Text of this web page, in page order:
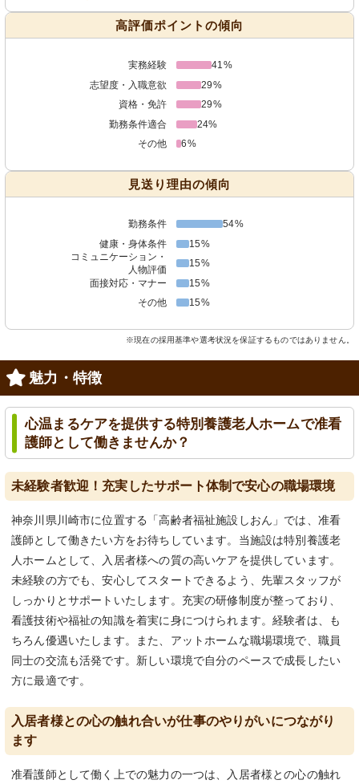
高評価ポイントの傾向
実務経験
41%
志望度・入職意欲
29%
資格・免許
29%
勤務条件適合
24%
その他
6%
見送り理由の傾向
勤務条件
54%
健康・身体条件
15%
コミュニケーション・
人物評価
15%
面接対応・マナー
15%
その他
15%
※現在の採用基準や選考状況を保証するものではありません。
魅力・特徴
心温まるケアを提供する特別養護老人ホームで准看
護師として働きませんか？
未経験者歓迎！充実したサポート体制で安心の職場環境
神奈川県川崎市に位置する「高齢者福祉施設しおん」では、准看
護師として働きたい方をお待ちしています。当施設は特別養護老
人ホームとして、入居者様への質の高いケアを提供しています。
未経験の方でも、安心してスタートできるよう、先輩スタッフが
しっかりとサポートいたします。充実の研修制度が整っており、
看護技術や福祉の知識を着実に身につけられます。経験者は、も
ちろん優遇いたします。また、アットホームな職場環境で、職員
同士の交流も活発です。新しい環境で自分のペースで成長したい
方に最適です。
入居者様との心の触れ合いが仕事のやりがいにつながり
ます
准看護師として働く上での魅力の一つは、入居者様との心の触れ